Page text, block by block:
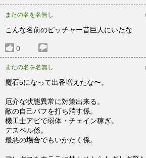
またの名を名無し
こんな名前のピッチャー昔巨人にいたな
0
またの名を名無し
魔石5になって出番増えたな〜。
厄介な状態異常に対策出来る。
敵の自己バフを打ち消す係。
機工士アビで弱体・チェイン稼ぎ。
デスペル係。
最悪の場合でもいかたく係。